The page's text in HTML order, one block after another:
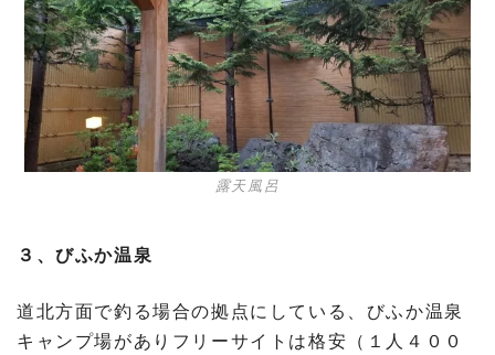
露天風呂
３、びふか温泉
道北方面で釣る場合の拠点にしている、びふか温泉
キャンプ場がありフリーサイトは格安（１人４００